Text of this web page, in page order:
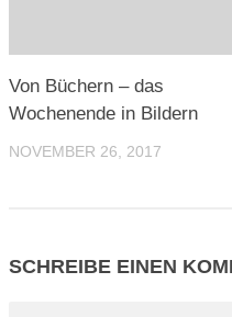
Von Büchern – das
Wochenende in Bildern
NOVEMBER 26, 2017
SCHREIBE EINEN